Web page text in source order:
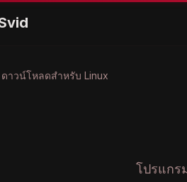
ดาวน์โหลดสำหรับ Linux
โปรแกร